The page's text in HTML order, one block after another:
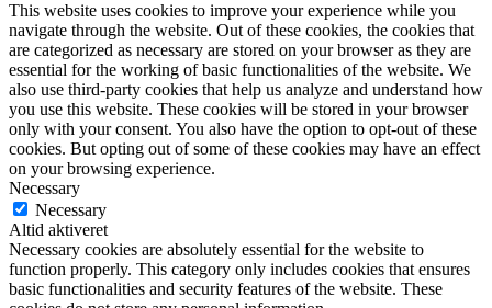
This website uses cookies to improve your experience while you
navigate through the website. Out of these cookies, the cookies that
are categorized as necessary are stored on your browser as they are
essential for the working of basic functionalities of the website. We
also use third-party cookies that help us analyze and understand how
you use this website. These cookies will be stored in your browser
only with your consent. You also have the option to opt-out of these
cookies. But opting out of some of these cookies may have an effect
on your browsing experience.
Necessary
Necessary
Altid aktiveret
Necessary cookies are absolutely essential for the website to
function properly. This category only includes cookies that ensures
basic functionalities and security features of the website. These